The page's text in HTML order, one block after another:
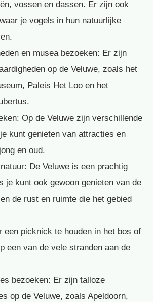
vossen en dassen. Er zijn ook
je vogels in hun natuurlijke
en musea bezoeken: Er zijn
op de Veluwe, zoals het
Paleis Het Loo en het
Op de Veluwe zijn verschillende
kunt genieten van attracties en
en oud.
De Veluwe is een prachtig
je kunt ook gewoon genieten van de
de rust en ruimte die het gebied
een picknick te houden in het bos of
een van de vele stranden aan de
bezoeken: Er zijn talloze
op de Veluwe, zoals Apeldoorn,